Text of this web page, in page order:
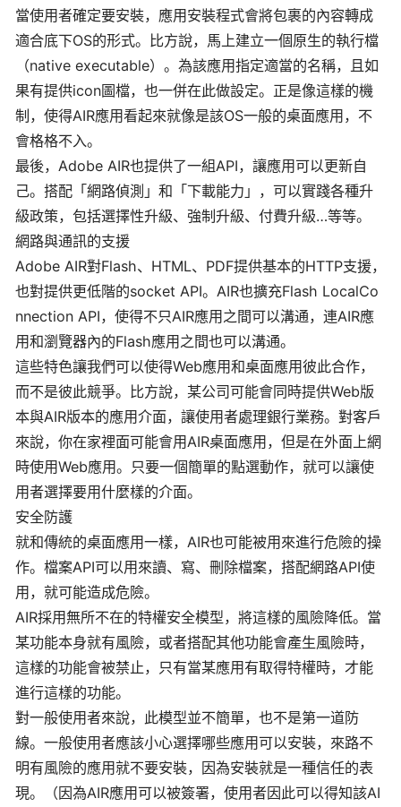
當使用者確定要安裝，應用安裝程式會將包裹的內容轉成
適合底下OS的形式。比方說，馬上建立一個原生的執行檔
（native executable）。為該應用指定適當的名稱，且如
果有提供icon圖檔，也一併在此做設定。正是像這樣的機
制，使得AIR應用看起來就像是該OS一般的桌面應用，不
會格格不入。
最後，Adobe AIR也提供了一組API，讓應用可以更新自
己。搭配「網路偵測」和「下載能力」，可以實踐各種升
級政策，包括選擇性升級、強制升級、付費升級…等等。
網路與通訊的支援
Adobe AIR對Flash、HTML、PDF提供基本的HTTP支援，
也對提供更低階的socket API。AIR也擴充Flash LocalCo
nnection API，使得不只AIR應用之間可以溝通，連AIR應
用和瀏覽器內的Flash應用之間也可以溝通。
這些特色讓我們可以使得Web應用和桌面應用彼此合作，
而不是彼此競爭。比方說，某公司可能會同時提供Web版
本與AIR版本的應用介面，讓使用者處理銀行業務。對客戶
來說，你在家裡面可能會用AIR桌面應用，但是在外面上網
時使用Web應用。只要一個簡單的點選動作，就可以讓使
用者選擇要用什麼樣的介面。
安全防護
就和傳統的桌面應用一樣，AIR也可能被用來進行危險的操
作。檔案API可以用來讀、寫、刪除檔案，搭配網路API使
用，就可能造成危險。
AIR採用無所不在的特權安全模型，將這樣的風險降低。當
某功能本身就有風險，或者搭配其他功能會產生風險時，
這樣的功能會被禁止，只有當某應用有取得特權時，才能
進行這樣的功能。
對一般使用者來說，此模型並不簡單，也不是第一道防
線。一般使用者應該小心選擇哪些應用可以安裝，來路不
明有風險的應用就不要安裝，因為安裝就是一種信任的表
現。（因為AIR應用可以被簽署，使用者因此可以得知該AI